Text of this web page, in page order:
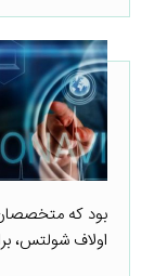
اولاف شولتس،